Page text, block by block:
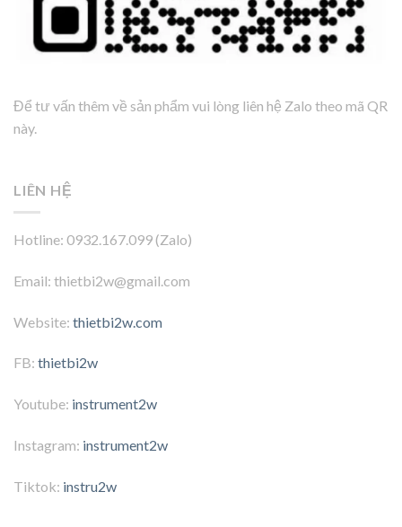
Để tư vấn thêm về sản phẩm vui lòng liên hệ Zalo theo mã QR
này.
LIÊN HỆ
Hotline: 0932.167.099 (Zalo)
Email: thietbi2w@gmail.com
Website: thietbi2w.com
FB: thietbi2w
Youtube: instrument2w
Instagram: instrument2w
Tiktok: instru2w